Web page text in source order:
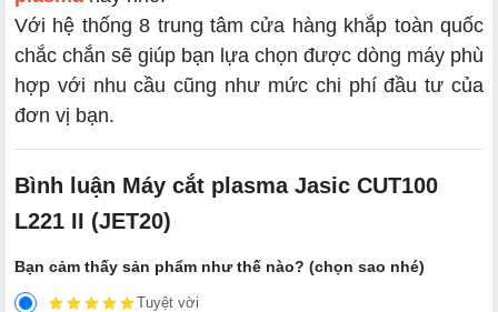
Với hệ thống 8 trung tâm cửa hàng khắp toàn quốc
chắc chắn sẽ giúp bạn lựa chọn được dòng máy phù
hợp với nhu cầu cũng như mức chi phí đầu tư của
đơn vị bạn.
Bình luận Máy cắt plasma Jasic CUT100
L221 II (JET20)
Bạn cảm thấy sản phẩm như thế nào? (chọn sao nhé)
Tuyệt vời